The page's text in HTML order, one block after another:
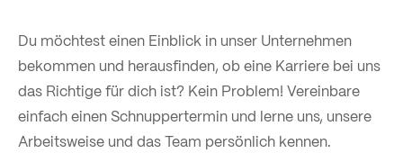
Du möchtest einen Einblick in unser Unternehmen
bekommen und herausfinden, ob eine Karriere bei uns
das Richtige für dich ist? Kein Problem! Vereinbare
einfach einen Schnuppertermin und lerne uns, unsere
Arbeitsweise und das Team persönlich kennen.